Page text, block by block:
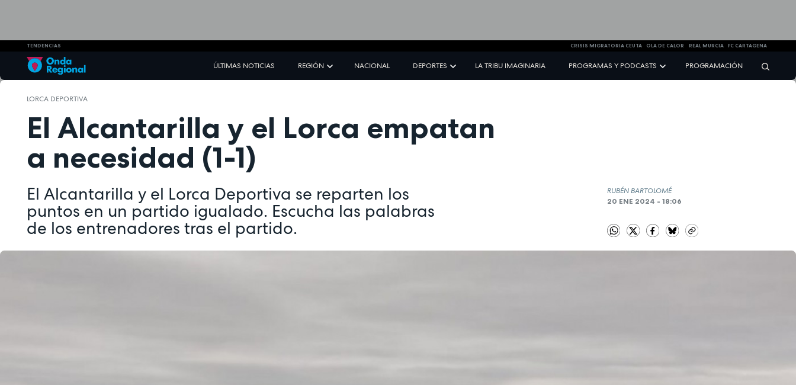
TENDENCIAS CRISIS MIGRATORIA CEUTA OLA DE CALOR REAL MURCIA FC CARTAGENA
ÚLTIMAS NOTICIAS REGIÓN NACIONAL DEPORTES LA TRIBU IMAGINARIA PROGRAMAS Y PODCASTS PROGRAMACIÓN
LORCA DEPORTIVA
El Alcantarilla y el Lorca empatan
a necesidad (1-1)
El Alcantarilla y el Lorca Deportiva se reparten los
puntos en un partido igualado. Escucha las palabras
de los entrenadores tras el partido.
RUBÉN BARTOLOMÉ
20 ENE 2024 - 18:06